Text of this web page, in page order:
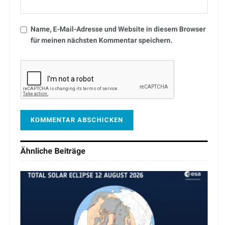
Name, E-Mail-Adresse und Website in diesem Browser
für meinen nächsten Kommentar speichern.
Ähnliche Beiträge